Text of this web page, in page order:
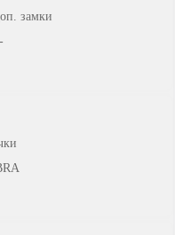
замки
-